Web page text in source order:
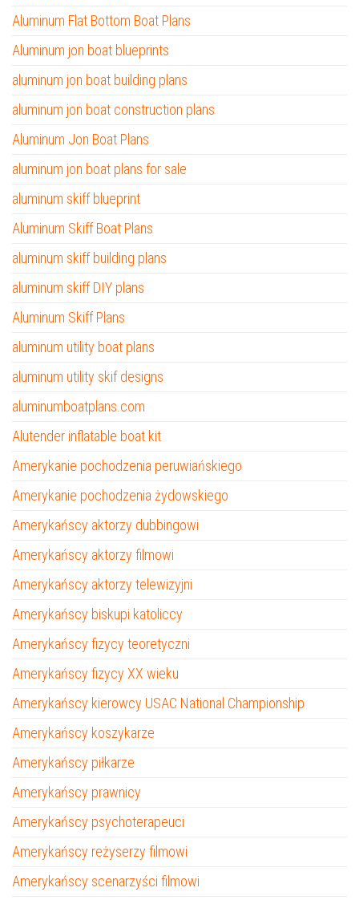
Aluminum Flat Bottom Boat Plans
Aluminum jon boat blueprints
aluminum jon boat building plans
aluminum jon boat construction plans
Aluminum Jon Boat Plans
aluminum jon boat plans for sale
aluminum skiff blueprint
Aluminum Skiff Boat Plans
aluminum skiff building plans
aluminum skiff DIY plans
Aluminum Skiff Plans
aluminum utility boat plans
aluminum utility skif designs
aluminumboatplans.com
Alutender inflatable boat kit
Amerykanie pochodzenia peruwiańskiego
Amerykanie pochodzenia żydowskiego
Amerykańscy aktorzy dubbingowi
Amerykańscy aktorzy filmowi
Amerykańscy aktorzy telewizyjni
Amerykańscy biskupi katoliccy
Amerykańscy fizycy teoretyczni
Amerykańscy fizycy XX wieku
Amerykańscy kierowcy USAC National Championship
Amerykańscy koszykarze
Amerykańscy piłkarze
Amerykańscy prawnicy
Amerykańscy psychoterapeuci
Amerykańscy reżyserzy filmowi
Amerykańscy scenarzyści filmowi